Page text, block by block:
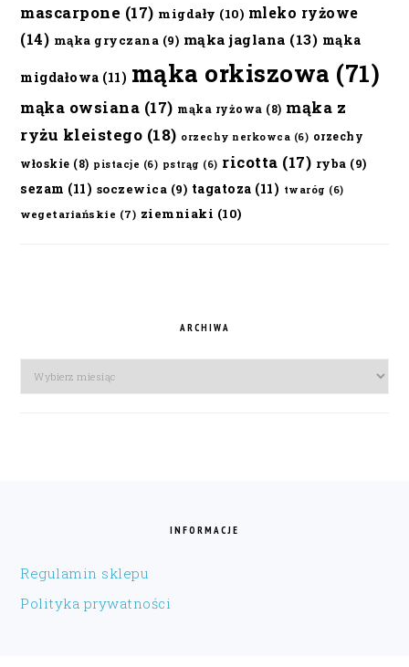
mascarpone (17) migdały (10) mleko ryżowe
(14) mąka gryczana (9) mąka jaglana (13) mąka
migdałowa (11) mąka orkiszowa (71)
mąka owsiana (17) mąka ryżowa (8) mąka z
ryżu kleistego (18) orzechy nerkowca (6) orzechy
włoskie (8) pistacje (6) pstrąg (6) ricotta (17) ryba (9)
sezam (11) soczewica (9) tagatoza (11) twaróg (6)
wegetariańskie (7) ziemniaki (10)
ARCHIWA
Archiwa
INFORMACJE
Regulamin sklepu
Polityka prywatności